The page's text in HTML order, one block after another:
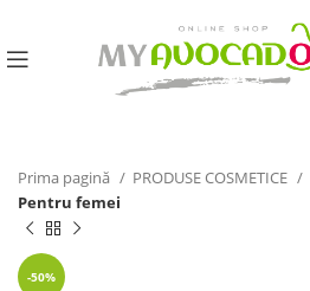
Prima pagină PRODUSE COSMETICE
Pentru femei
-50%